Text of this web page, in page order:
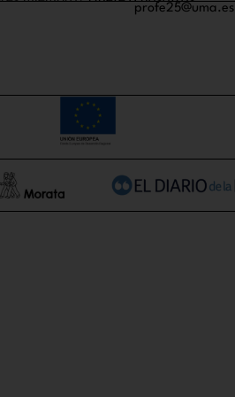
profe25@uma.es